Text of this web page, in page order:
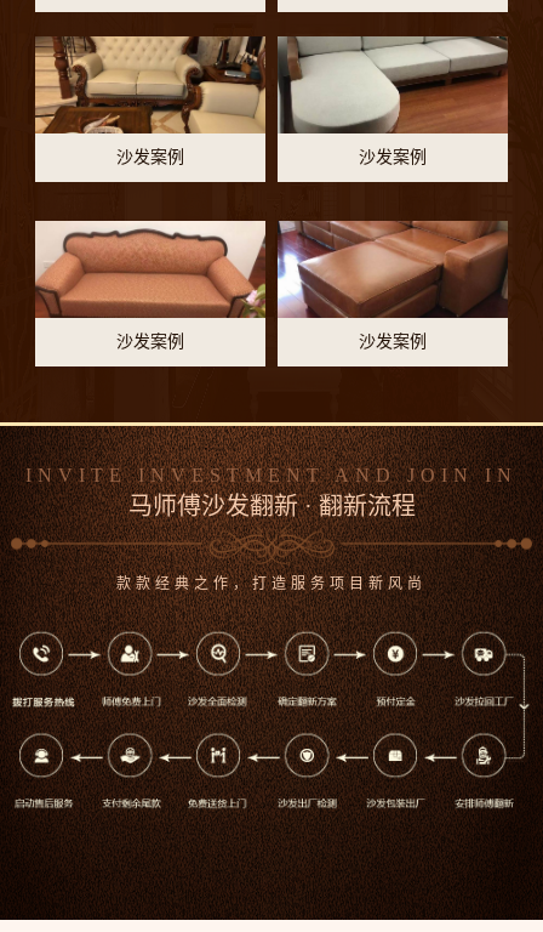
沙发案例 沙发案例
沙发案例 沙发案例
沙发案例 沙发案例
沙发案例 沙发案例
沙发案例 沙发案例
INVITE INVESTMENT AND JOIN IN
马师傅沙发翻新 · 翻新流程
款款经典之作，打造服务项目新风尚